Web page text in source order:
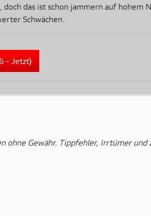
das ist schon jammern auf
Schwächen.
- Jetzt)
ohne Gewähr. Tippfehler, Irrtümer